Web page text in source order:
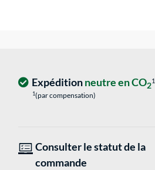
Expéditionneutre en CO21
1(par compensation)
Consulter le statut de la
commande